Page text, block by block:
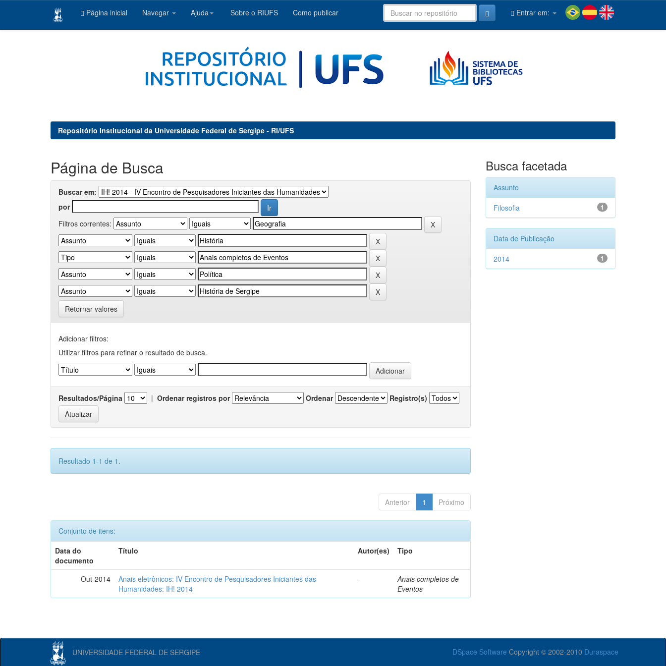
Página inicial Navegar Ajuda Sobre o RIUFS Como publicar Entrar em:
Repositório Institucional da Universidade Federal de Sergipe - RI/UFS
Página de Busca
Buscar em:
por
Filtros correntes:
Retornar valores
Adicionar filtros:
Utilizar filtros para refinar o resultado de busca.
Resultados/Página | Ordenar registros por Ordenar Registro(s)
Resultado 1-1 de 1.
Anterior 1 Próximo
Conjunto de itens:
Data do
documento
Título Autor(es) Tipo
Out-2014
Anais eletrônicos: IV Encontro de Pesquisadores Iniciantes das
Humanidades: IH! 2014
-
Anais completos de
Eventos
Busca facetada
Assunto
1
Filosofia
Data de Publicação
1
2014
UNIVERSIDADE FEDERAL DE SERGIPE DSpace Software Copyright © 2002-2010 Duraspace